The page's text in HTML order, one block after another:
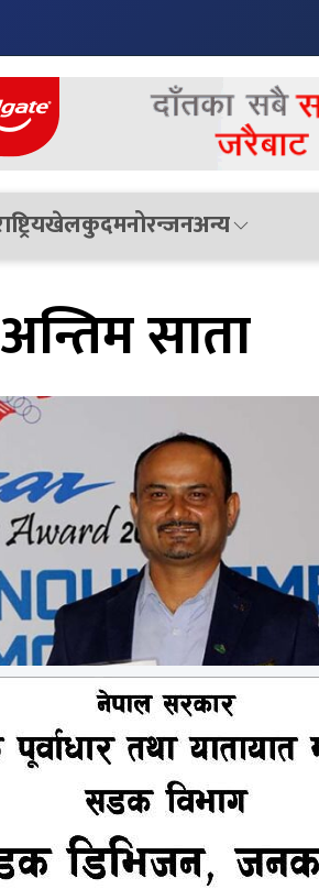
खेलकुदमनोरन्जनअन्य
साता